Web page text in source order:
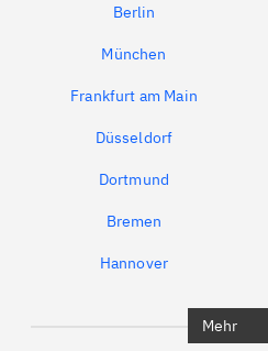
Berlin
München
Frankfurt am Main
Düsseldorf
Dortmund
Bremen
Hannover
Mehr